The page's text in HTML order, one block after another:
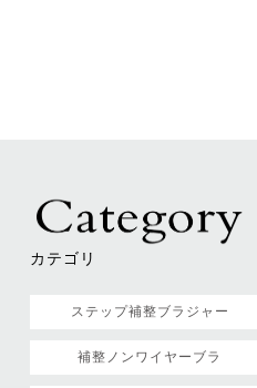
カテゴリ
ステップ補整ブラジャー
補整ノンワイヤーブラ